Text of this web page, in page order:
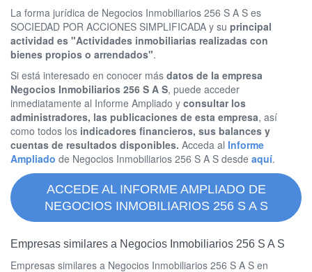
La forma jurídica de Negocios Inmobiliarios 256 S A S es
SOCIEDAD POR ACCIONES SIMPLIFICADA y su principal
actividad es "Actividades inmobiliarias realizadas con
bienes propios o arrendados".
Si está interesado en conocer más datos de la empresa
Negocios Inmobiliarios 256 S A S, puede acceder
inmediatamente al Informe Ampliado y consultar los
administradores, las publicaciones de esta empresa, así
como todos los indicadores financieros, sus balances y
cuentas de resultados disponibles. Acceda al Informe
Ampliado de Negocios Inmobiliarios 256 S A S desde aquí.
ACCEDE AL INFORME AMPLIADO DE
NEGOCIOS INMOBILIARIOS 256 S A S
Empresas similares a Negocios Inmobiliarios 256 S A S
Empresas similares a Negocios Inmobiliarios 256 S A S en